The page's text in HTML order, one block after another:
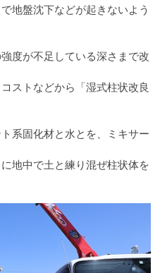
地盤沈下などが起きないよう
。
度が不足している深さまで改
ストなどから「湿式柱状改良
系固化材と水とを、ミキサー
地中で土と練り混ぜ柱状体を